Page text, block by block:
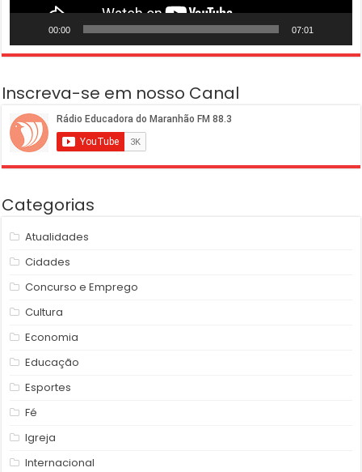
00:00 07:01
Inscreva-se em nosso Canal
Categorias
Atualidades
Cidades
Concurso e Emprego
Cultura
Economia
Educação
Esportes
Fé
Igreja
Internacional